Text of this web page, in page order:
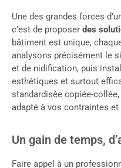
Une des grandes forces
c’est de proposer des
bâtiment est unique,
analysons précisément le
et de nidification, puis
esthétiques et surtout
standardisée copiée-
adapté à vos contraintes et
Un gain de temps,
Faire appel à un